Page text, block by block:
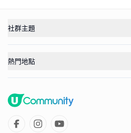
社群主題
熱門地點